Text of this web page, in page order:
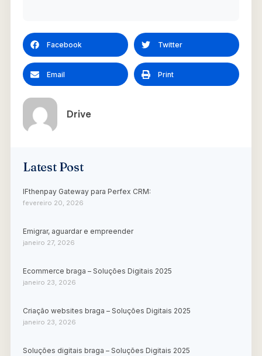
Facebook Twitter
Email Print
Drive
Latest Post
IFthenpay Gateway para Perfex CRM:
fevereiro 20, 2026
Emigrar, aguardar e empreender
janeiro 27, 2026
Ecommerce braga – Soluções Digitais 2025
janeiro 23, 2026
Criação websites braga – Soluções Digitais 2025
janeiro 23, 2026
Soluções digitais braga – Soluções Digitais 2025